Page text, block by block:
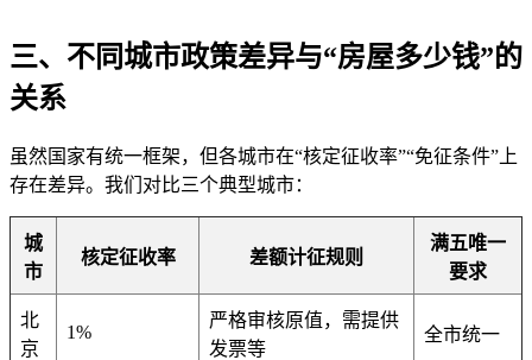
三、不同城市政策差异与“房屋多少钱”的
关系
虽然国家有统一框架，但各城市在“核定征收率”“免征条件”上
存在差异。我们对比三个典型城市：
城
市
核定征收率 差额计征规则
满五唯一
要求
北
京
1%
严格审核原值，需提供
发票等
全市统一